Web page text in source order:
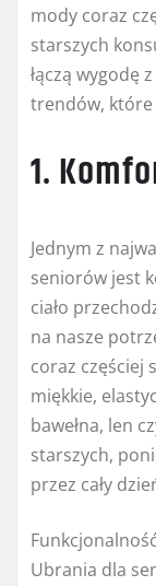
mody coraz
starszych
łączą wygodę
trendów,
1.
Jednym z
seniorów jest
ciało
na nasze
coraz częściej
miękkie,
bawełna, len
starszych,
przez cały
Ubrania dla